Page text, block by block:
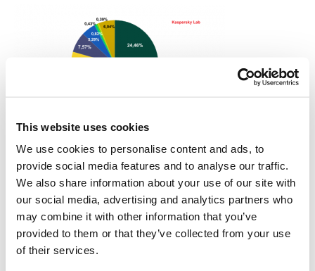
This website uses cookies
We use cookies to personalise content and ads, to
provide social media features and to analyse our traffic.
We also share information about your use of our site with
our social media, advertising and analytics partners who
may combine it with other information that you’ve
provided to them or that they’ve collected from your use
of their services.
TOP100 de organizaciones atacadas por phishers. Enero de 2011,
detecciones de Kaspersky Antiphisher
Desde este año Kaspersky Lab empezará a publicar en sus
informes una nueva estadística, la de las organizaciones que han